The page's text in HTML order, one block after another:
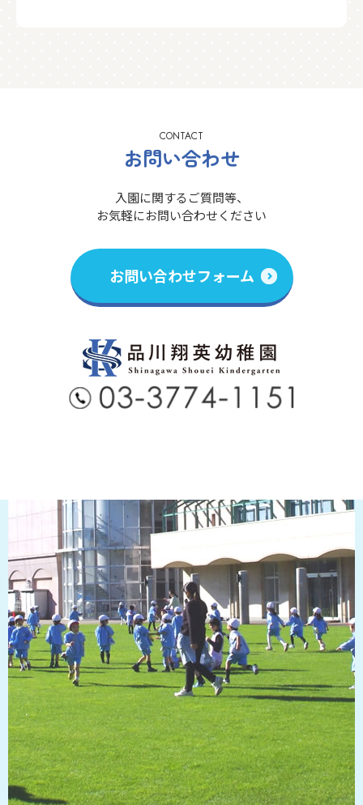
CONTACT
お問い合わせ
入園に関するご質問等、
お気軽にお問い合わせください
お問い合わせフォーム